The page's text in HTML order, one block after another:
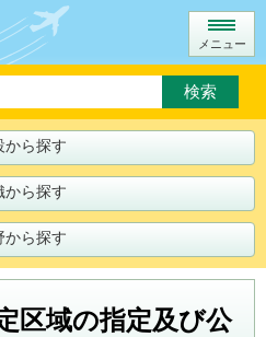
メニュー
から探す
から探す
から探す
区域の指定及び公